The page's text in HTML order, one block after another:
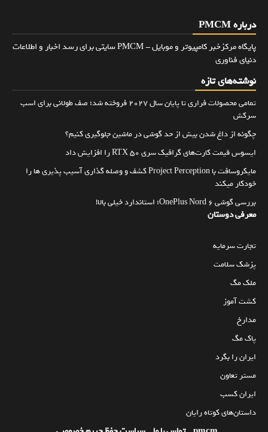
درباره PMCM
پایگاه مرکزخبر کامپیوتر و موبایل - PMCM سایتی برای رسد اخبار و اطلاعات
دنیای فناوری
نوشته‌های تازه
تمامی محصولات فراری تا پایان سال ۲۰۲۷ فروخته شد؛ صف طولانی برای اسب
سرکش
چگونه از داغ شدن بیش از حد گوشی در ماشین جلوگیری کنیم؟
ایسوس قیمت کارت‌های گرافیک سری RTX 50 را افزایش داد
مایکروسافت با Project Perception کشف و وصله گذاری آسیب پذیری ها را
خودکار میکند
بررسی گوشی OnePlus Nord 6؛ استاندارد خیلی بالا!
معرفی دوستان
تجارت سرمایه
پزشک سلامت
ملک مگ
کشت آموز
مدارخ
پاک مگ
ایران را بگرد
مستر تعاون
ایران کسب
داستان‌های کوتاه رایان